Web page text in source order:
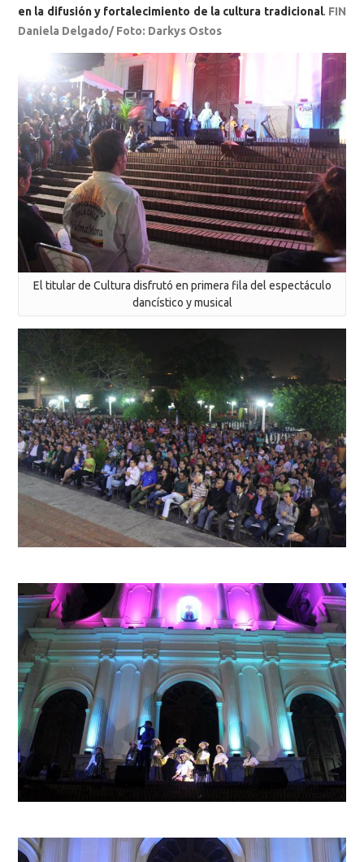
en la difusión y fortalecimiento de la cultura tradicional. FIN
Daniela Delgado/ Foto: Darkys Ostos
El titular de Cultura disfrutó en primera fila del espectáculo
dancístico y musical